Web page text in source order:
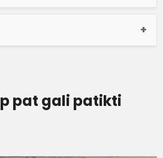
pat gali patikti